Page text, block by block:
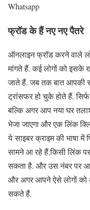
Whatsapp
फ्रॉड के हैं नए नए पैतरे
ऑनलाइन फ्रॉड करने वाले
मांगते हैं. कई लोगों को इसके
जाते हैं. जब तक बात
ट्रांसफर हो चुके होते हैं.
बल्कि अगर आप नया घर
भेजा जाएगा और एक लिंक
ये साइबर क्राइम की भाषा
सामने आ रहे हैं.किसी लिंक
सकता है. और उस नंबर पर
और अगर आपने ऐसे लोगों
सकते हैं.